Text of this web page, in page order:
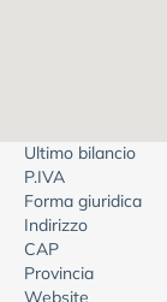
Ultimo bilancio
P.IVA
Forma giuridica
Indirizzo
CAP
Provincia
Website